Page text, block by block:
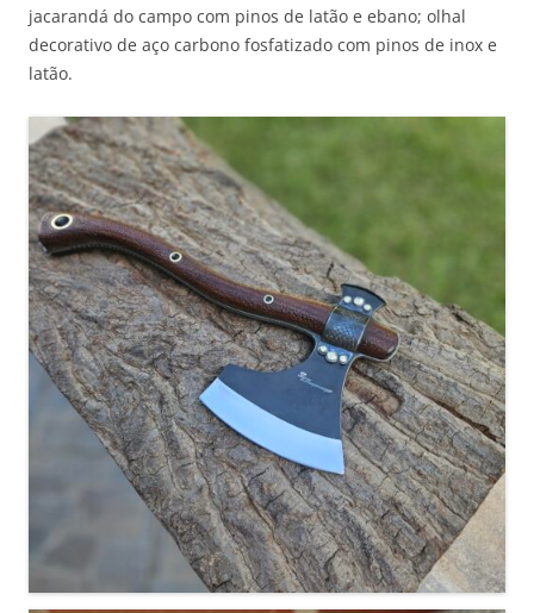
jacarandá do campo com pinos de latão e ebano; olhal
decorativo de aço carbono fosfatizado com pinos de inox e
latão.